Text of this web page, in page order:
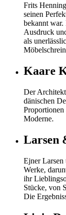
Frits
seinen
bekannt war.
Ausdruck
als
Kaare
Der
dänischen
Proportionen
Moderne.
Larsen
Ejner Larsen
Werke,
ihr
Stücke, von
Die